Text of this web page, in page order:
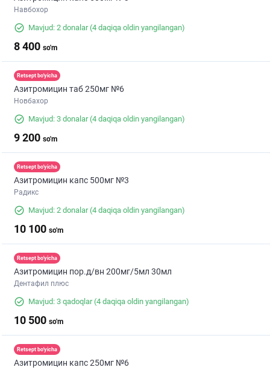
Навбохор
Mavjud: 2 donalar(4 daqiqa oldin yangilangan)
8 400 so'm
Retsept bo'yicha
Азитромицин таб 250мг №6
Новбахор
Mavjud: 3 donalar(4 daqiqa oldin yangilangan)
9 200 so'm
Retsept bo'yicha
Азитромицин капс 500мг №3
Радикс
Mavjud: 2 donalar(4 daqiqa oldin yangilangan)
10 100 so'm
Retsept bo'yicha
Азитромицин пор.д/вн 200мг/5мл 30мл
Дентафил плюс
Mavjud: 3 qadoqlar(4 daqiqa oldin yangilangan)
10 500 so'm
Retsept bo'yicha
Азитромицин капс 250мг №6